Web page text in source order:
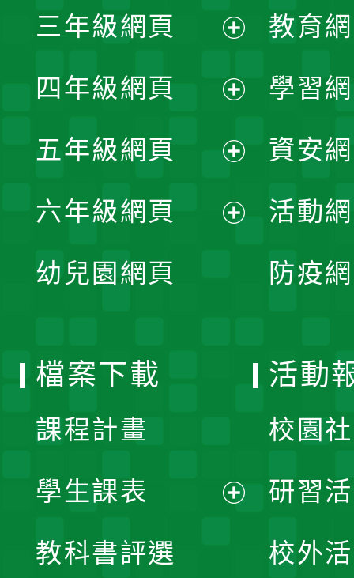
選
單
開
選
單
三年級網頁
開
選
單
四年級網頁
開
選
五年級網頁
開
六年級網頁
幼兒園網頁
教育
學習
資安
活動
防疫
檔案下載
課程計畫
學生課表
教科書評選
活動
校園
研習
校外